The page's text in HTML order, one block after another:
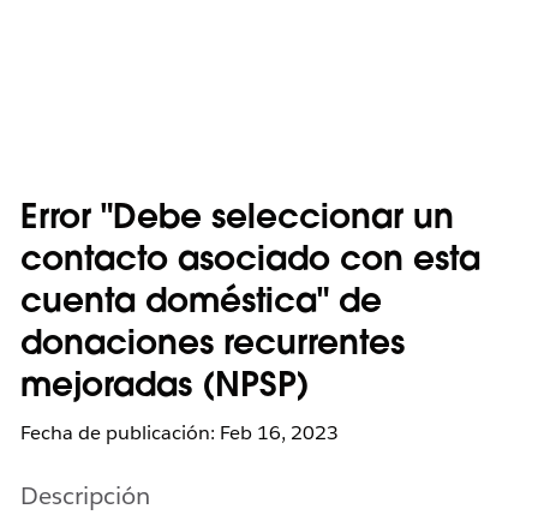
Error "Debe seleccionar un
contacto asociado con esta
cuenta doméstica" de
donaciones recurrentes
mejoradas (NPSP)
Fecha de publicación: Feb 16, 2023
Descripción